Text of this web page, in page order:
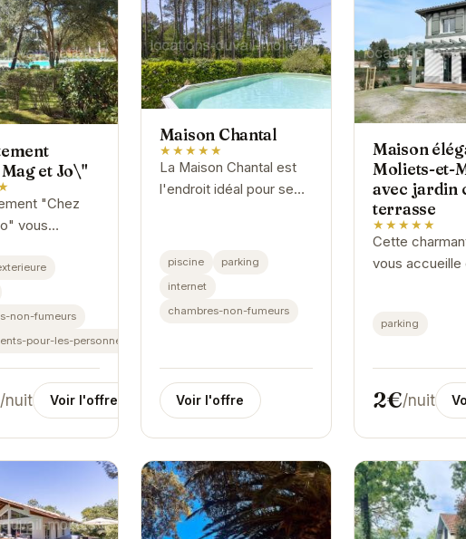
et Jo\"
"Chez
vous
et convivial.
séjour
proximité des
non-fumeurs
pour-les-personnes-handicapees
/nuit Voir l'offre
Maison Chantal
★★★★★
La Maison Chantal est
l'endroit idéal pour se
vacances. Avec son
piscine
parking
internet
chambres-non-fumeurs
Voir l'offre
Maison
Moliets-et-
avec jardin
terrasse
★★★★★
Cette
vous accueille
offre un espace
enfants et les
parking
2€/nuit